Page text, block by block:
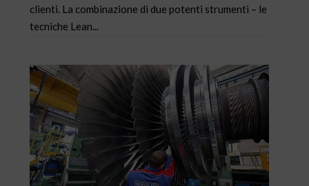
clienti. La combinazione di due potenti strumenti – le
tecniche Lean...